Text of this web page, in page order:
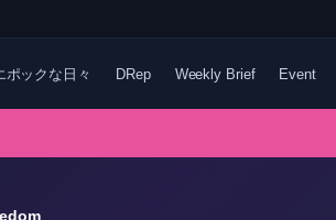
ポックな日々 DRep Weekly Brief Event